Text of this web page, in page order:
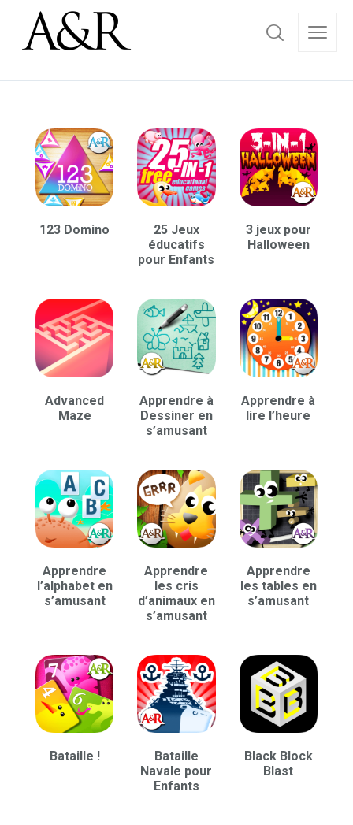
123 Domino
25 Jeux
éducatifs
pour Enfants
3 jeux pour
Halloween
Advanced
Maze
Apprendre à
Dessiner en
s’amusant
Apprendre à
lire l’heure
Apprendre
l’alphabet en
s’amusant
Apprendre
les cris
d’animaux en
s’amusant
Apprendre
les tables en
s’amusant
Bataille !
Bataille
Navale pour
Enfants
Black Block
Blast